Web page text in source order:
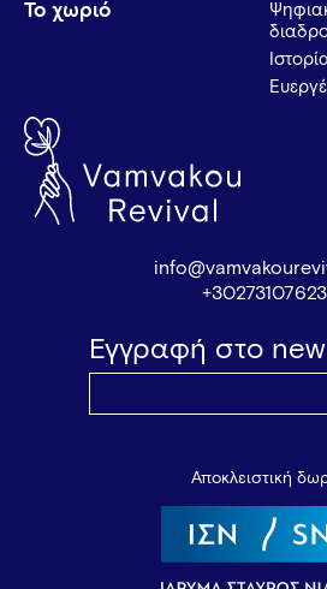
Το χωριό
Εγγραφή στο
Αποκλειστική